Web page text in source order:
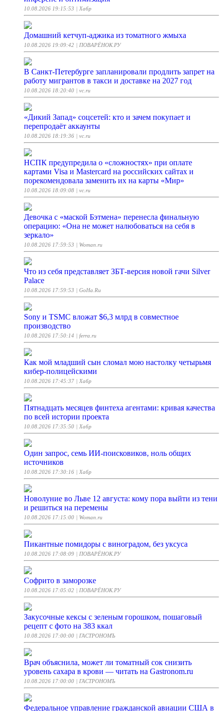
10.08.2026 19:15:53 | Хабр
Домашний кетчуп-аджика из томатного жмыха
10.08.2026 19:09:42 | ПОВАРЁНОК.РУ
В Санкт-Петербурге запланировали продлить запрет на
работу мигрантов в такси и доставке на 2027 год
10.08.2026 18:20:40 | vc.ru
«Дикий Запад» соцсетей: кто и зачем покупает и
перепродаёт аккаунты
10.08.2026 18:19:36 | vc.ru
НСПК предупредила о «сложностях» при оплате
картами Visa и Mastercard на российских сайтах и
порекомендовала заменить их на карты «Мир»
10.08.2026 18:09:08 | vc.ru
Девочка с «маской Бэтмена» перенесла финальную
операцию: «Она не может налюбоваться на себя в
зеркало»
10.08.2026 17:59:53 | Woman.ru
Что из себя представляет ЗБТ-версия новой гачи Silver
Palace
10.08.2026 17:59:53 | GoHa.Ru
Sony и TSMC вложат $6,3 млрд в совместное
производство
10.08.2026 17:50:14 | ferra.ru
Как мой младший сын сломал мою настолку четырьмя
кибер-полицейскими
10.08.2026 17:45:37 | Хабр
Пятнадцать месяцев финтеха агентами: кривая качества
по всей истории проекта
10.08.2026 17:35:50 | Хабр
Один запрос, семь ИИ-поисковиков, ноль общих
источников
10.08.2026 17:30:16 | Хабр
Новолуние во Льве 12 августа: кому пора выйти из тени
и решиться на перемены
10.08.2026 17:15:00 | Woman.ru
Пикантные помидоры с виноградом, без уксуса
10.08.2026 17:08:09 | ПОВАРЁНОК.РУ
Софрито в заморозке
10.08.2026 17:05:02 | ПОВАРЁНОК.РУ
Закусочные кексы с зеленым горошком, пошаговый
рецепт с фото на 383 ккал
10.08.2026 17:00:00 | ГАСТРОНОМЪ
Врач объяснила, может ли томатный сок снизить
уровень сахара в крови — читать на Gastronom.ru
10.08.2026 17:00:00 | ГАСТРОНОМЪ
Федеральное управление гражданской авиации США в